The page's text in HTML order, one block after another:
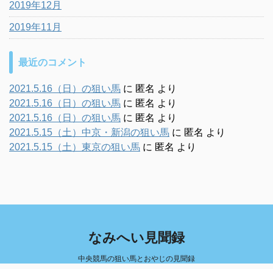
2019年12月
2019年11月
最近のコメント
2021.5.16（日）の狙い馬 に 匿名 より
2021.5.16（日）の狙い馬 に 匿名 より
2021.5.16（日）の狙い馬 に 匿名 より
2021.5.15（土）中京・新潟の狙い馬 に 匿名 より
2021.5.15（土）東京の狙い馬 に 匿名 より
なみへい見聞録
中央競馬の狙い馬とおやじの見聞録